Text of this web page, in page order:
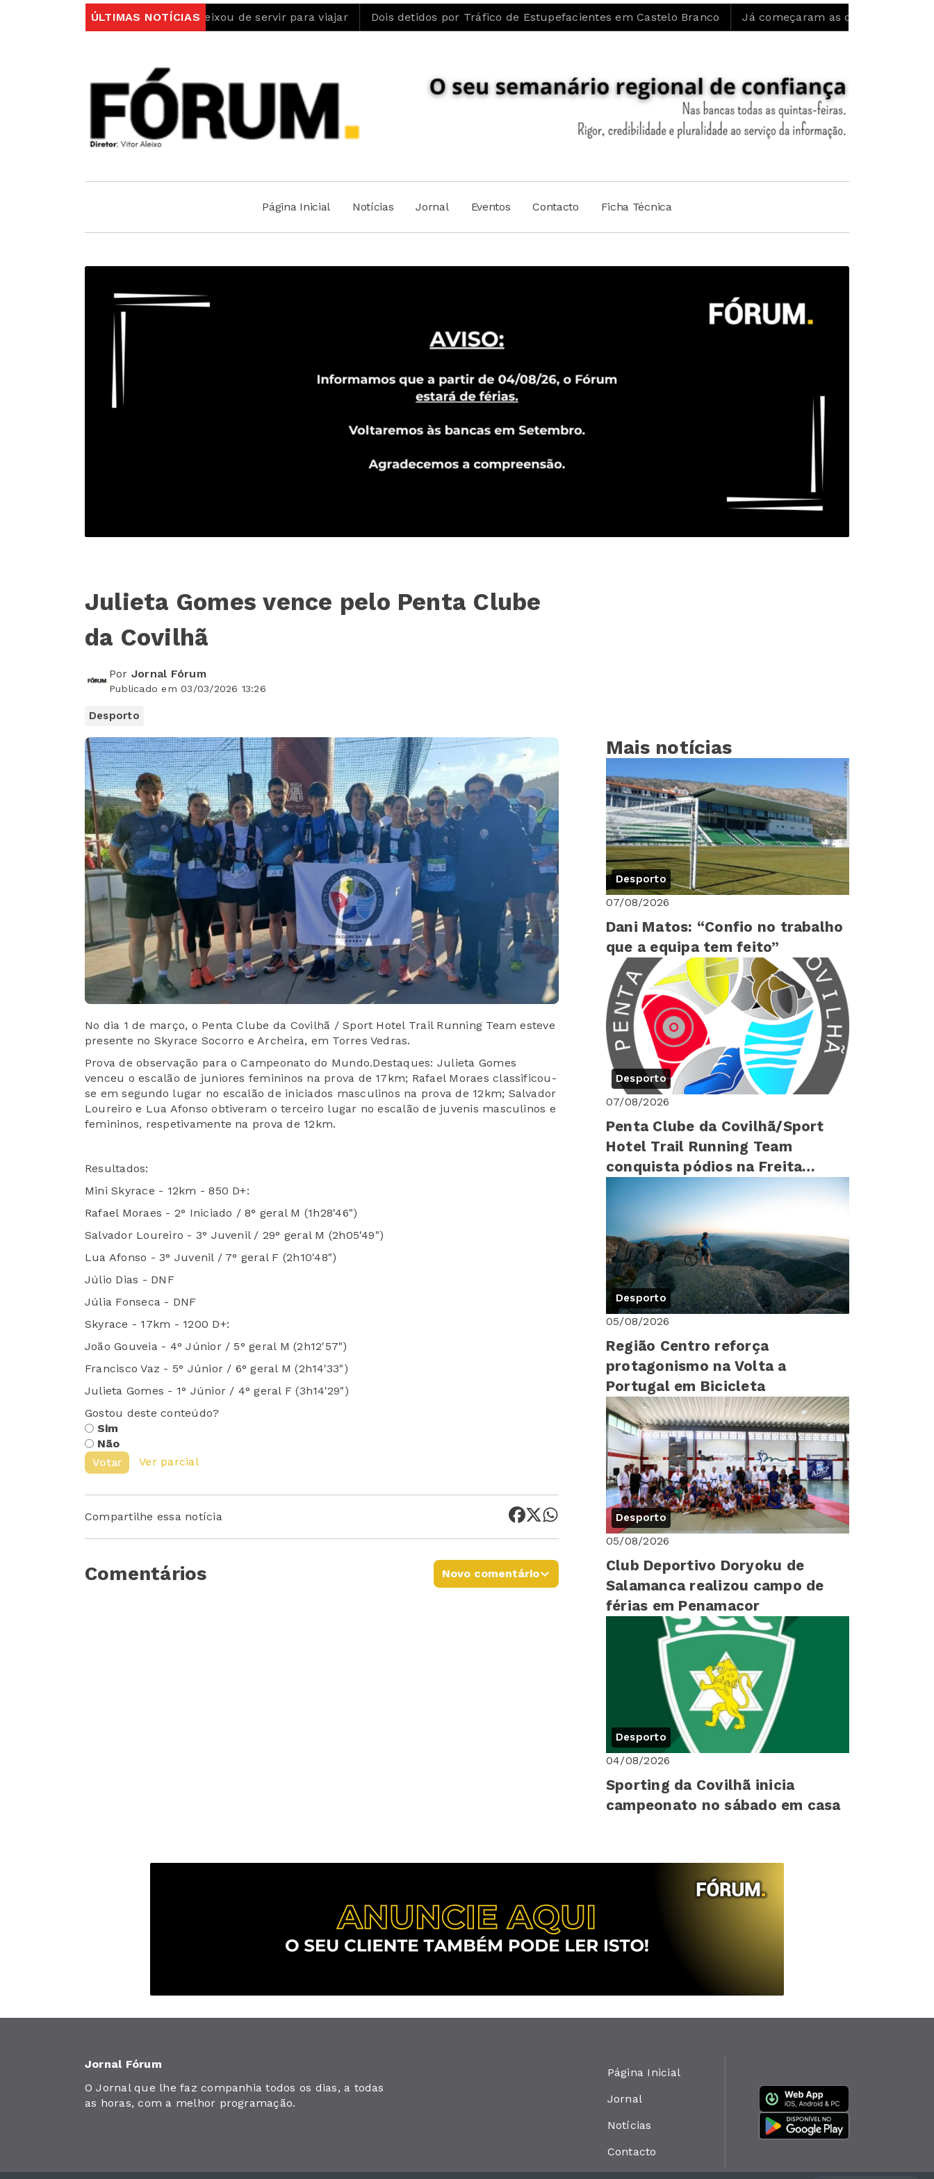
ÚLTIMAS NOTÍCIAS
Identidade vitalício deixou de servir para viajar Dois detidos por Tráfico de Estupefacientes em Castelo Branco Já começaram as obras de restauro ecológico
Página Inicial Notícias Jornal Eventos Contacto Ficha Técnica
Julieta Gomes vence pelo Penta Clube
da Covilhã
Por Jornal Fórum
Publicado em 03/03/2026 13:26
Desporto
No dia 1 de março, o Penta Clube da Covilhã / Sport Hotel Trail Running Team esteve
presente no Skyrace Socorro e Archeira, em Torres Vedras.
Prova de observação para o Campeonato do Mundo.Destaques: Julieta Gomes
venceu o escalão de juniores femininos na prova de 17km; Rafael Moraes classificou-
se em segundo lugar no escalão de iniciados masculinos na prova de 12km; Salvador
Loureiro e Lua Afonso obtiveram o terceiro lugar no escalão de juvenis masculinos e
femininos, respetivamente na prova de 12km.
Resultados:
Mini Skyrace - 12km - 850 D+:
Rafael Moraes - 2° Iniciado / 8° geral M (1h28'46")
Salvador Loureiro - 3° Juvenil / 29° geral M (2h05'49")
Lua Afonso - 3° Juvenil / 7° geral F (2h10'48")
Júlio Dias - DNF
Júlia Fonseca - DNF
Skyrace - 17km - 1200 D+:
João Gouveia - 4° Júnior / 5° geral M (2h12'57")
Francisco Vaz - 5° Júnior / 6° geral M (2h14'33")
Julieta Gomes - 1° Júnior / 4° geral F (3h14'29")
Gostou deste conteúdo?
Sim
Não
Votar
Ver parcial
Compartilhe essa notícia
Comentários Novo comentário
Mais notícias
Desporto
07/08/2026
Dani Matos: “Confio no trabalho
que a equipa tem feito”
Desporto
07/08/2026
Penta Clube da Covilhã/Sport
Hotel Trail Running Team
conquista pódios na Freita
Skyrunning 2026 e assegura 4º
lugar ...
Desporto
05/08/2026
Região Centro reforça
protagonismo na Volta a
Portugal em Bicicleta
Desporto
05/08/2026
Club Deportivo Doryoku de
Salamanca realizou campo de
férias em Penamacor
Desporto
04/08/2026
Sporting da Covilhã inicia
campeonato no sábado em casa
Jornal Fórum
O Jornal que lhe faz companhia todos os dias, a todas
as horas, com a melhor programação.
Página Inicial
Jornal
Notícias
Contacto